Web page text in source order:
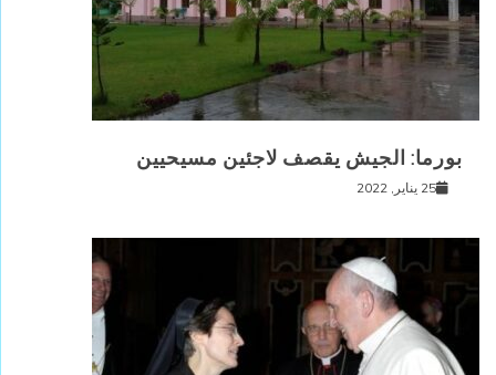
بورما: الجيش يقصف لاجئين مسيحيين
25 يناير, 2022